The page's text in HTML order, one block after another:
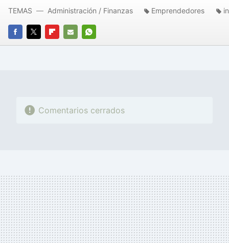
FACEBOOK
TWITTERFLIPBOARD
E-
WHATSAPP
TEMAS Administración / Finanzas Emprendedores
Comentarios cerrados